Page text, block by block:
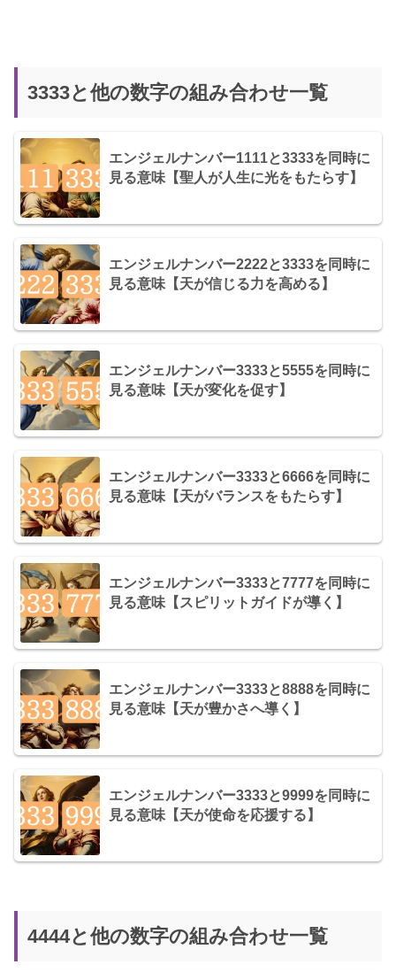
3333と他の数字の組み合わせ一覧
エンジェルナンバー1111と3333を同時に
見る意味【聖人が人生に光をもたらす】
エンジェルナンバー2222と3333を同時に
見る意味【天が信じる力を高める】
エンジェルナンバー3333と5555を同時に
見る意味【天が変化を促す】
エンジェルナンバー3333と6666を同時に
見る意味【天がバランスをもたらす】
エンジェルナンバー3333と7777を同時に
見る意味【スピリットガイドが導く】
エンジェルナンバー3333と8888を同時に
見る意味【天が豊かさへ導く】
エンジェルナンバー3333と9999を同時に
見る意味【天が使命を応援する】
4444と他の数字の組み合わせ一覧